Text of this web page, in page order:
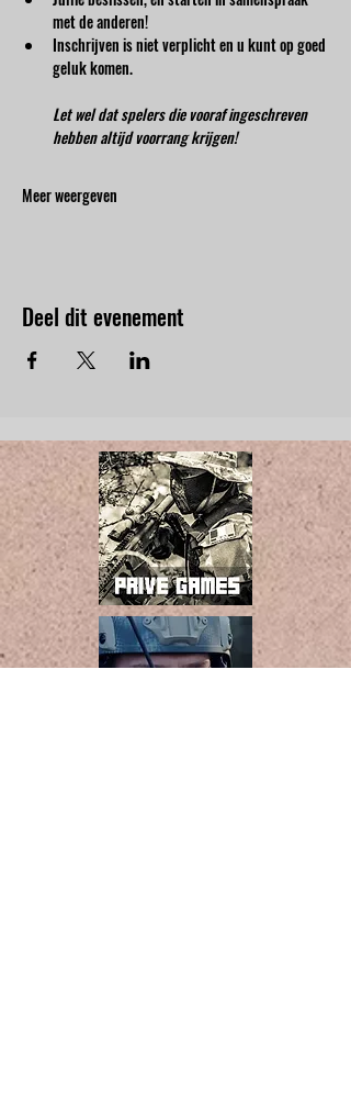
met de anderen!
Inschrijven is niet verplicht en u kunt op goed
geluk komen.
Let wel dat spelers die vooraf ingeschreven
hebben altijd voorrang krijgen!
Meer weergeven
Deel dit evenement